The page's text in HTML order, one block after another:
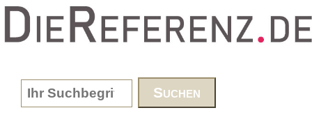
www.DieReferenz.de
Search form